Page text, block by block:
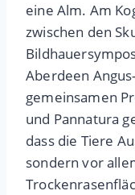
eine Alm. Am
zwischen den
Aberdeen
gemeinsamen
und Pannatura
dass die Tiere
sondern vor